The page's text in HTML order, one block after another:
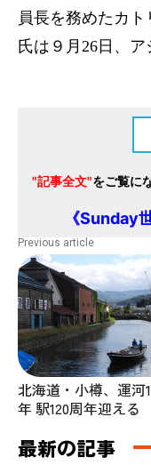
員長を務めたカ
氏は９月26日、
"記事全文"をご覧に
《Sunday
Previous article
北海道・小樽、運河
年 駅120周年迎える
最新の記事